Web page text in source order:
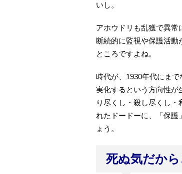
いし。
アホウドリも乱獲で異常
断続的に監視や保護活動
ところですよね。
時代が、1930年代にま
実化するという方向性が
り尽くし・殺し尽くし
れたドードーに、「保護
ょう。
死ぬ気だか